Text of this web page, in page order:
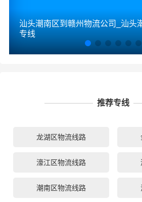
汕头潮南区到赣州物流公司_汕头
专线
推荐专线
龙湖区物流线路
濠江区物流线路
潮南区物流线路